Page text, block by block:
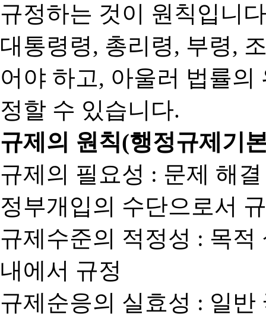
규정하는 것이 원칙입니
대통령령, 총리령, 부령,
어야 하고, 아울러 법률
정할 수 있습니다.
규제의 원칙(행정규제기
규제의 필요성 : 문제 해
정부개입의 수단으로서
규제수준의 적정성 : 목
내에서 규정
규제순응의 실효성 : 일